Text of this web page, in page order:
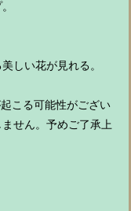
しい花が見れる。
こる可能性がござい
せん。予めご了承上